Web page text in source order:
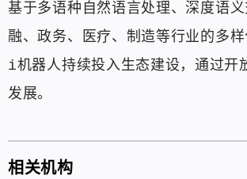
基于多语种自然语言处理、深度语
融、政务、医疗、制造等行业的多
i机器人持续投入生态建设，通过开
发展。
相关机构